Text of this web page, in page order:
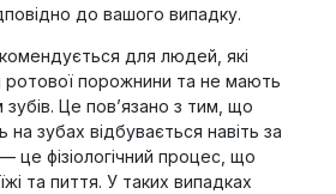
до вашого випадку.
для людей, які
ротової порожнини та не мають
Це пов’язано з тим, що
зубах відбувається навіть за
це фізіологічний процес, що
та пиття. У таких випадках